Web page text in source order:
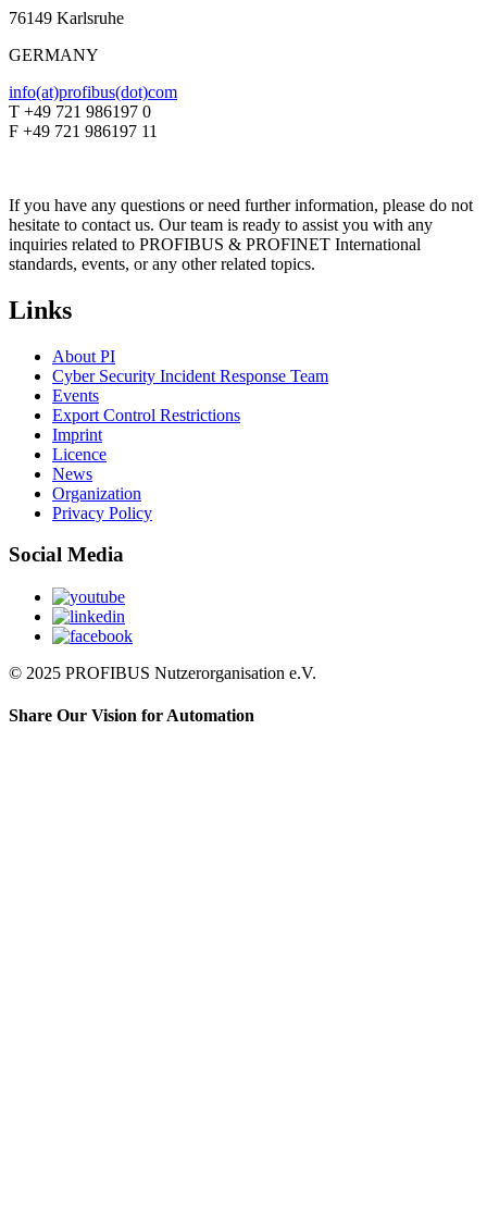
76149 Karlsruhe
GERMANY
info(at)profibus(dot)com
T +49 721 986197 0
F +49 721 986197 11
If you have any questions or need further information, please do not
hesitate to contact us. Our team is ready to assist you with any
inquiries related to PROFIBUS & PROFINET International
standards, events, or any other related topics.
Links
About PI
Cyber Security Incident Response Team
Events
Export Control Restrictions
Imprint
Licence
News
Organization
Privacy Policy
Social Media
© 2025 PROFIBUS Nutzerorganisation e.V.
Share Our Vision for Automation